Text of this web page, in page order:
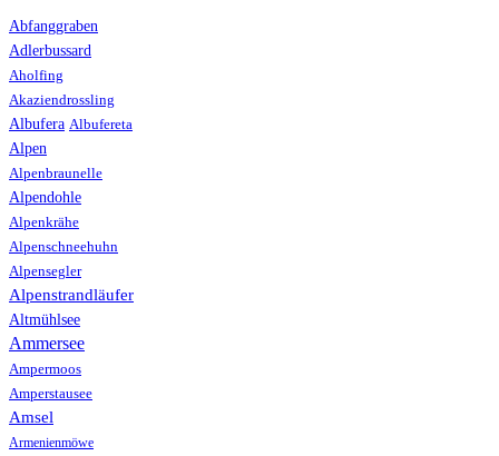
Abfanggraben
Adlerbussard
Aholfing
Akaziendrossling
Albufera Albufereta
Alpen
Alpenbraunelle
Alpendohle
Alpenkrähe
Alpenschneehuhn
Alpensegler
Alpenstrandläufer
Altmühlsee
Ammersee
Ampermoos
Amperstausee
Amsel
Armenienmöwe